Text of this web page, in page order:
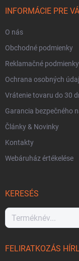
INFORMÁCIE PRE
O nás
Obchodné podmienky
Reklamačné podmienky
Ochrana osobných
Vrátenie tovaru do 30
Garancia bezpečného
Články & Novinky
Kontakty
Webáruház értékelése
KERESÉS
FELIRATKOZÁS